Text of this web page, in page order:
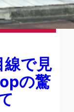
で見
の驚